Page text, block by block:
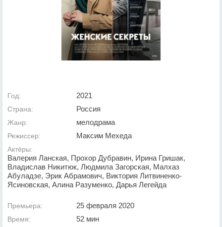
Год: 2021
Страна: Россия
Жанр: мелодрама
Режиссер: Максим Мехеда
Актёры:
Валерия Ланская, Прохор Дубравин, Ирина Гришак,
Владислав Никитюк, Людмила Загорская, Малхаз
Абуладзе, Эрик Абрамович, Виктория Литвиненко-
Ясиновская, Алина Разуменко, Дарья Легейда
Премьера: 25 февраля 2020
Время: 52 мин